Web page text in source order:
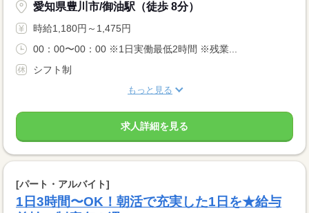
愛知県豊川市/御油駅（徒歩 8分）
時給1,180円～1,475円
00：00〜00：00 ※1日実働最低2時間 ※残業...
シフト制
もっと見る
求人詳細を見る
[パート・アルバイト]
1日3時間〜OK！朝活で充実した1日を★給与